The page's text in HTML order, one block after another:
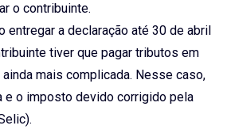
o contribuinte.
entregar a declaração até 30 de abril
tiver que pagar tributos em
mais complicada. Nesse caso,
e o imposto devido corrigido pela